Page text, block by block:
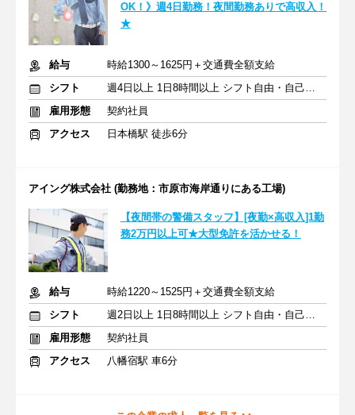
OK！》週4日勤務！夜間勤務ありで高収入！
★
給与
時給1300～1625円＋交通費全額支給
シフト
週4日以上 1日8時間以上 シフト自由・自己申告
雇用形態
契約社員
アクセス
日本橋駅 徒歩6分
アイング株式会社 (勤務地：市原市海岸通りにある工場)
【夜間帯の警備スタッフ】[夜勤×高収入]1勤
務2万円以上可★大型免許を活かせる！
給与
時給1220～1525円＋交通費全額支給
シフト
週2日以上 1日8時間以上 シフト自由・自己申告
雇用形態
契約社員
アクセス
八幡宿駅 車6分